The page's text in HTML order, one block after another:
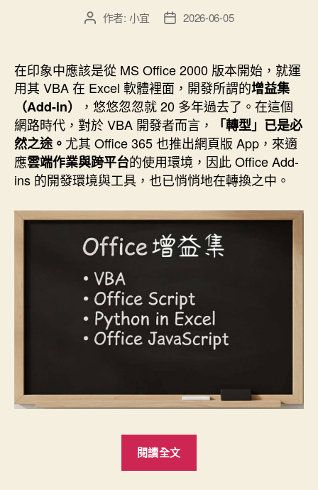
文
者
作者: 小宜
文
佈
日
期
2026-06-05
在印象中應該是從 MS Office 2000 版本開始，就運
用其 VBA 在 Excel 軟體裡面，開發所謂的增益集
（Add-in）
，悠悠忽忽就 20 多年過去了。在這個
網路時代，對於 VBA 開發者而言，
「轉型」已是必
然之途。 尤其 Office 365 也推出網頁版 App，來適
應雲端作業與跨平台的使用環境，因此 Office Add-
ins 的開發環境與工具，也已悄悄地在轉換之中。
閱讀全文